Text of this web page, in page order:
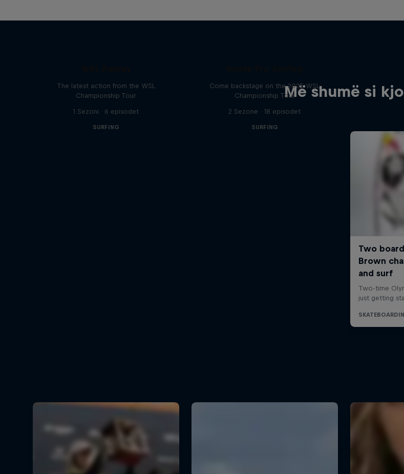
Më shumë si kjo
The latest action from the WSL
Championship Tour
1 Sezoni · 6 episodet
SURFING
Come backstage on the 2025 WSL
Championship Tour
2 Sezone · 18 episodet
SURFING